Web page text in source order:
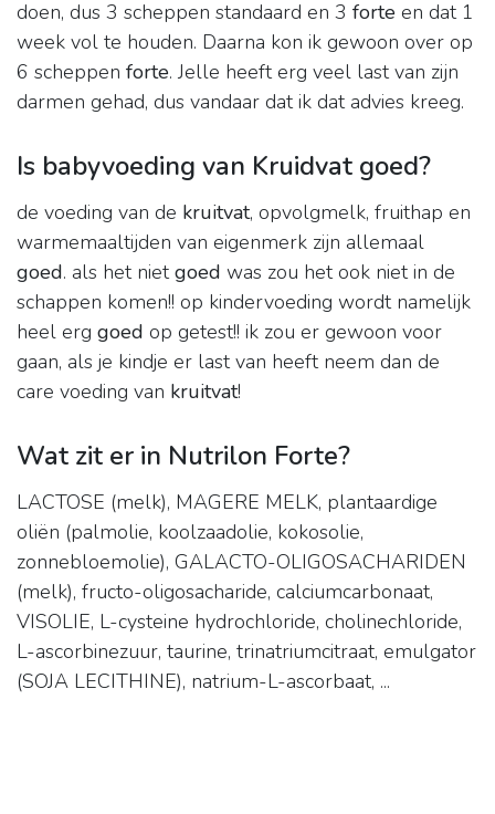
doen, dus 3 scheppen standaard en 3 forte en dat 1
week vol te houden. Daarna kon ik gewoon over op
6 scheppen forte. Jelle heeft erg veel last van zijn
darmen gehad, dus vandaar dat ik dat advies kreeg.
Is babyvoeding van Kruidvat goed?
de voeding van de kruitvat, opvolgmelk, fruithap en
warmemaaltijden van eigenmerk zijn allemaal
goed. als het nietgoed was zou het ook niet in de
schappen komen!! op kindervoeding wordt namelijk
heel erg goed op getest!! ik zou er gewoon voor
gaan, als je kindje er last van heeft neem dan de
care voeding van kruitvat!
Wat zit er in Nutrilon Forte?
LACTOSE (melk), MAGERE MELK, plantaardige
oliën (palmolie, koolzaadolie, kokosolie,
zonnebloemolie), GALACTO-OLIGOSACHARIDEN
(melk), fructo-oligosacharide, calciumcarbonaat,
VISOLIE, L-cysteine hydrochloride, cholinechloride,
L-ascorbinezuur, taurine, trinatriumcitraat, emulgator
(SOJA LECITHINE), natrium-L-ascorbaat, ...